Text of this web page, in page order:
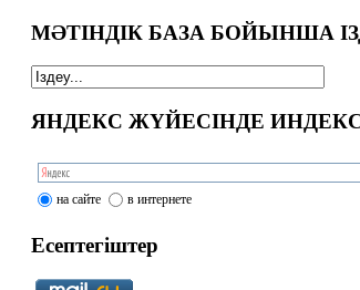
МӘТІНДІК БАЗА БОЙЫНША
ЯНДЕКС ЖҮЙЕСІНДЕ
на сайте в интернете
Есептегіштер